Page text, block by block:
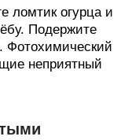
ломтик огурца и
Подержите
Фотохимический
неприятный